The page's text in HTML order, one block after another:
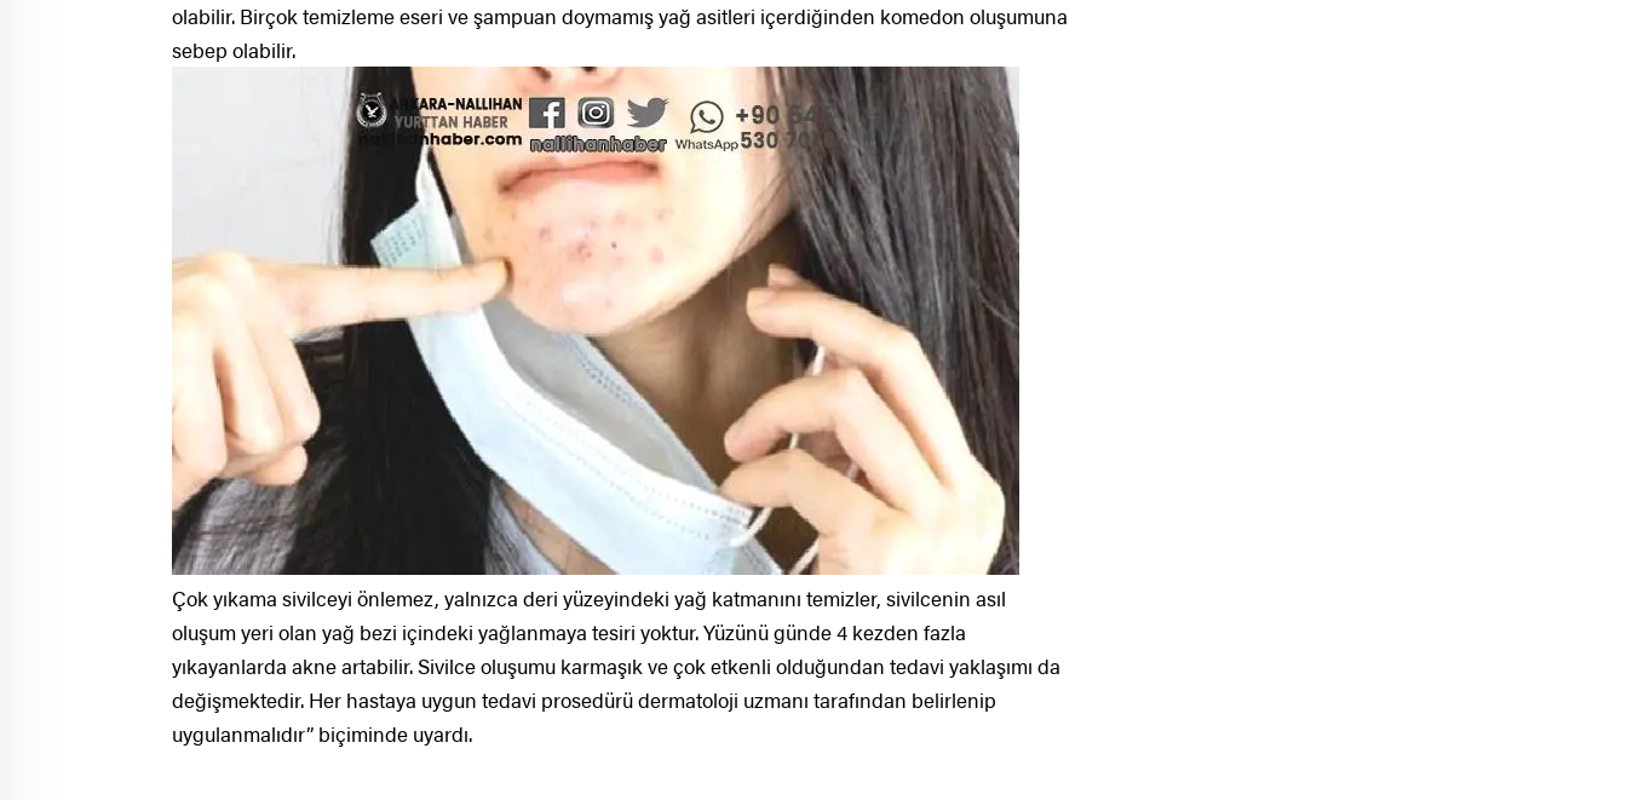
olabilir. Birçok temizleme eseri ve şampuan doymamış yağ asitleri içerdiğinden komedon oluşumuna
sebep olabilir.
Çok yıkama sivilceyi önlemez, yalnızca deri yüzeyindeki yağ katmanını temizler, sivilcenin asıl
oluşum yeri olan yağ bezi içindeki yağlanmaya tesiri yoktur. Yüzünü günde 4 kezden fazla
yıkayanlarda akne artabilir. Sivilce oluşumu karmaşık ve çok etkenli olduğundan tedavi yaklaşımı da
değişmektedir. Her hastaya uygun tedavi prosedürü dermatoloji uzmanı tarafından belirlenip
uygulanmalıdır” biçiminde uyardı.